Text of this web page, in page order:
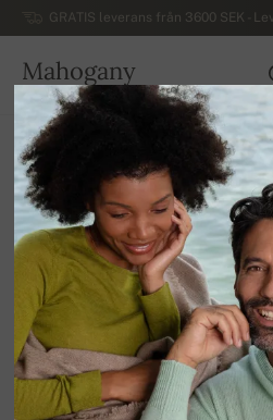
GRATIS leverans från 3600 SEK -
Mahogany
SVERIGE
Hem